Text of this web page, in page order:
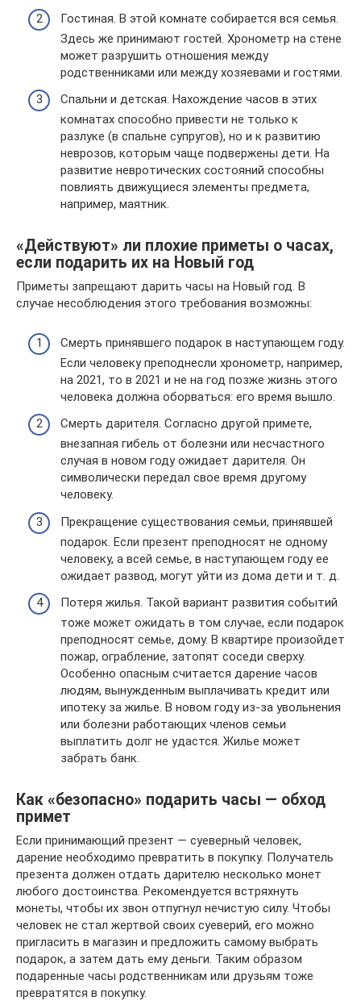
Гостиная. В этой комнате собирается вся семья.
Здесь же принимают гостей. Хронометр на стене
может разрушить отношения между
родственниками или между хозяевами и гостями.
Спальни и детская. Нахождение часов в этих
комнатах способно привести не только к
разлуке (в спальне супругов), но и к развитию
неврозов, которым чаще подвержены дети. На
развитие невротических состояний способны
повлиять движущиеся элементы предмета,
например, маятник.
«Действуют» ли плохие приметы о часах,
если подарить их на Новый год
Приметы запрещают дарить часы на Новый год. В
случае несоблюдения этого требования возможны:
Смерть принявшего подарок в наступающем году.
Если человеку преподнесли хронометр, например,
на 2021, то в 2021 и не на год позже жизнь этого
человека должна оборваться: его время вышло.
Смерть дарителя. Согласно другой примете,
внезапная гибель от болезни или несчастного
случая в новом году ожидает дарителя. Он
символически передал свое время другому
человеку.
Прекращение существования семьи, принявшей
подарок. Если презент преподносят не одному
человеку, а всей семье, в наступающем году ее
ожидает развод, могут уйти из дома дети и т. д.
Потеря жилья. Такой вариант развития событий
тоже может ожидать в том случае, если подарок
преподносят семье, дому. В квартире произойдет
пожар, ограбление, затопят соседи сверху.
Особенно опасным считается дарение часов
людям, вынужденным выплачивать кредит или
ипотеку за жилье. В новом году из-за увольнения
или болезни работающих членов семьи
выплатить долг не удастся. Жилье может
забрать банк.
Как «безопасно» подарить часы — обход
примет
Если принимающий презент — суеверный человек,
дарение необходимо превратить в покупку. Получатель
презента должен отдать дарителю несколько монет
любого достоинства. Рекомендуется встряхнуть
монеты, чтобы их звон отпугнул нечистую силу. Чтобы
человек не стал жертвой своих суеверий, его можно
пригласить в магазин и предложить самому выбрать
подарок, а затем дать ему деньги. Таким образом
подаренные часы родственникам или друзьям тоже
превратятся в покупку.